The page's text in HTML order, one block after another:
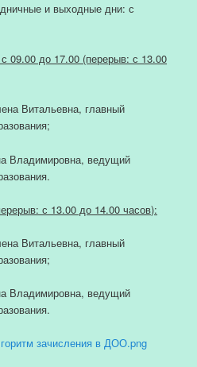
и выходные дни: с
09.00 до 17.00 (перерыв: с 13.00
Витальевна, главный
Владимировна, ведущий
с 13.00 до 14.00 часов):
Витальевна, главный
Владимировна, ведущий
зачисления в ДОО.png